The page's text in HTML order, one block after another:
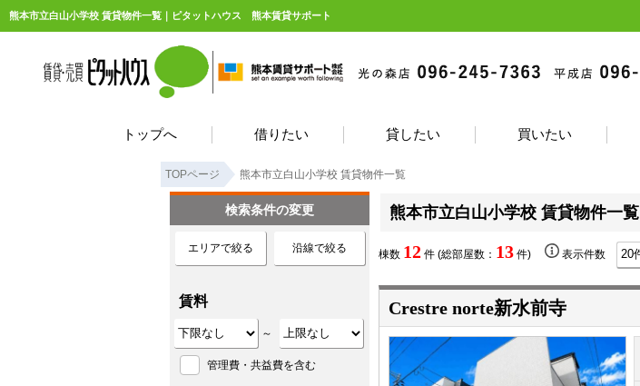
熊本市立白山小学校 賃貸物件一覧｜ピタットハウス 熊本賃貸サポート
トップへ 借りたい 貸したい 買いたい
TOPページ 熊本市立白山小学校 賃貸物件一覧
熊本市立白山小学校 賃貸物件一覧
棟数 12 件 (総部屋数： 13 件) 表示件数
Crestre norte新水前寺
検索条件の変更
エリアで絞る 沿線で絞る
賃料
～
管理費・共益費を含む